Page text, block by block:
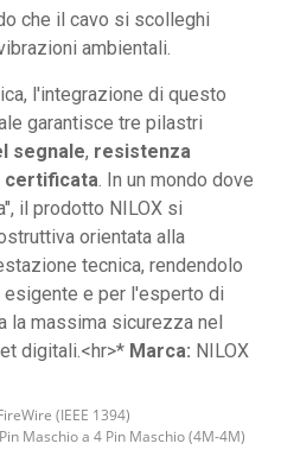
che il cavo si scolleghi
ambientali.
l'integrazione di questo
garantisce tre pilastri
segnale, resistenza
certificata . In un mondo dove
il prodotto NILOX si
orientata alla
tecnica, rendendolo
e per l'esperto di
la massima sicurezza nel
digitali.<hr>* Marca: NILOX
(IEEE 1394)
Maschio a 4 Pin Maschio (4M-4M)